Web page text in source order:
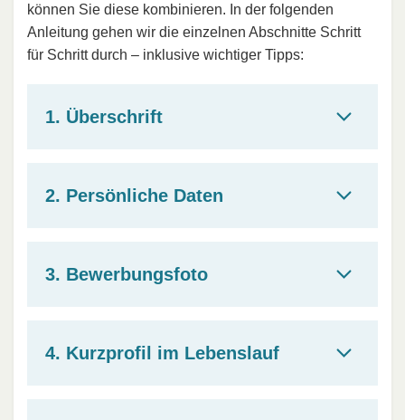
können Sie diese kombinieren. In der folgenden
Anleitung gehen wir die einzelnen Abschnitte Schritt
für Schritt durch – inklusive wichtiger Tipps:
1. Überschrift
2. Persönliche Daten
3. Bewerbungsfoto
4. Kurzprofil im Lebenslauf